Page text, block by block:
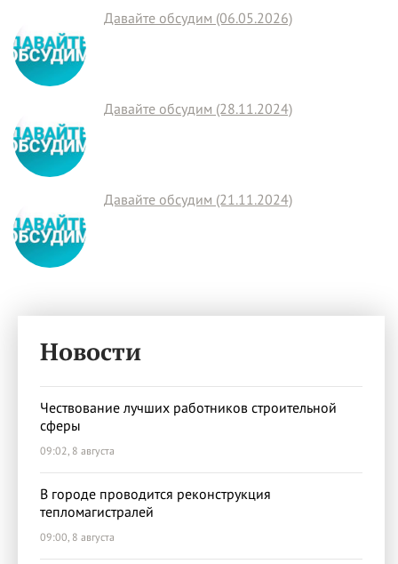
Давайте обсудим (06.05.2026)
Давайте обсудим (28.11.2024)
Давайте обсудим (21.11.2024)
Новости
Чествование лучших работников строительной
сферы
09:02, 8 августа
В городе проводится реконструкция
тепломагистралей
09:00, 8 августа